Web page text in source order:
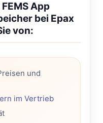
App
bei Epax
von:
und
im Vertrieb